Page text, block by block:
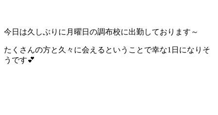
今日は久しぶりに月曜日の調布校に出勤しております～
たくさんの方と久々に会えるということで幸な1日になりそ
うです💕